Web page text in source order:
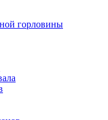
горловины